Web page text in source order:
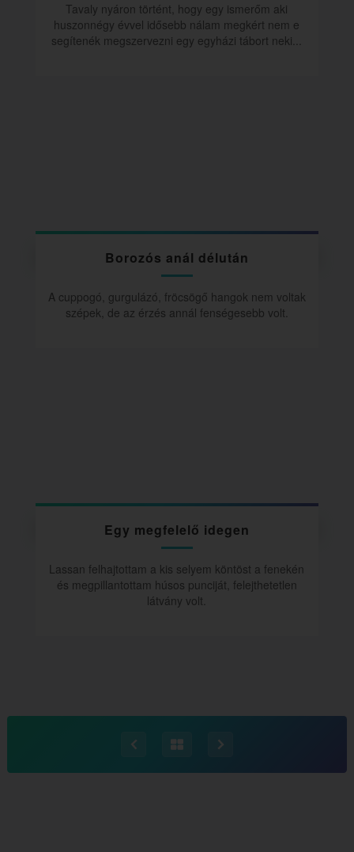
Tavaly nyáron történt, hogy egy ismerőm aki
huszonnégy évvel idősebb nálam megkért nem e
segítenék megszervezni egy egyházi tábort neki...
Borozós anál délután
A cuppogó, gurgulázó, fröcsögő hangok nem voltak
szépek, de az érzés annál fenségesebb volt.
Egy megfelelő idegen
Lassan felhajtottam a kis selyem köntöst a fenekén
és megpillantottam húsos punciját, felejthetetlen
látvány volt.